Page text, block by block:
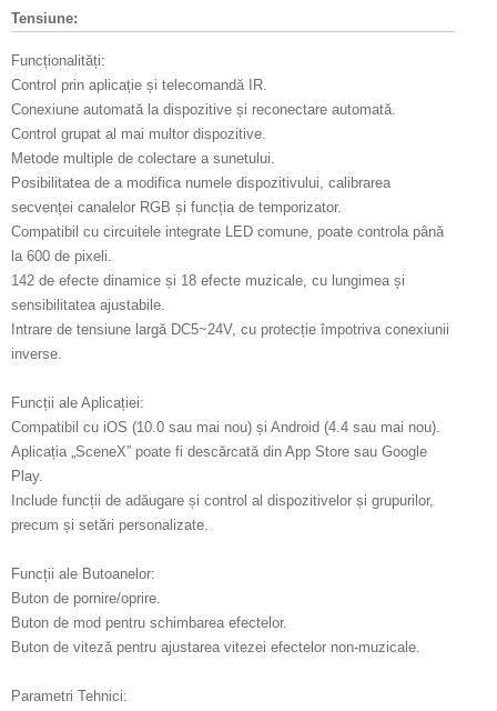
Tensiune:
Funcționalități:
Control prin aplicație și telecomandă IR.
Conexiune automată la dispozitive și reconectare automată.
Control grupat al mai multor dispozitive.
Metode multiple de colectare a sunetului.
Posibilitatea de a modifica numele dispozitivului, calibrarea
secvenței canalelor RGB și funcția de temporizator.
Compatibil cu circuitele integrate LED comune, poate controla până
la 600 de pixeli.
142 de efecte dinamice și 18 efecte muzicale, cu lungimea și
sensibilitatea ajustabile.
Intrare de tensiune largă DC5~24V, cu protecție împotriva conexiunii
inverse.
Funcții ale Aplicației:
Compatibil cu iOS (10.0 sau mai nou) și Android (4.4 sau mai nou).
Aplicația „SceneX” poate fi descărcată din App Store sau Google
Play.
Include funcții de adăugare și control al dispozitivelor și grupurilor,
precum și setări personalizate.
Funcții ale Butoanelor:
Buton de pornire/oprire.
Buton de mod pentru schimbarea efectelor.
Buton de viteză pentru ajustarea vitezei efectelor non-muzicale.
Parametri Tehnici: